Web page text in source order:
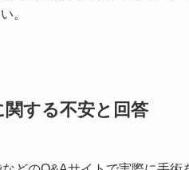
。
する不安と回答